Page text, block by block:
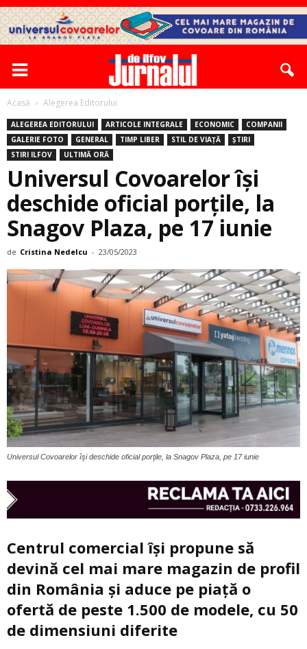
Acasă Alegerea Editorului
ALEGEREA EDITORULUI ARTICOLE INTEGRALE ECONOMIC
COMPANII
GALERIE FOTO
GENERAL TIMP LIBER STIL DE VIAȚĂ
ȘTIRI
STIRI ILFOV
ULTIMĂ ORĂ
Universul Covoarelor îşi
deschide oficial porţile, la
Snagov Plaza, pe 17 iunie
de Cristina Nedelcu - 23/05/2023
Universul Covoarelor îşi deschide oficial porţile, la Snagov Plaza, pe 17 iunie
Centrul comercial își propune să
devină cel mai mare magazin de profil
din România și aduce pe piață o
ofertă de peste 1.500 de modele, cu 50
de dimensiuni diferite